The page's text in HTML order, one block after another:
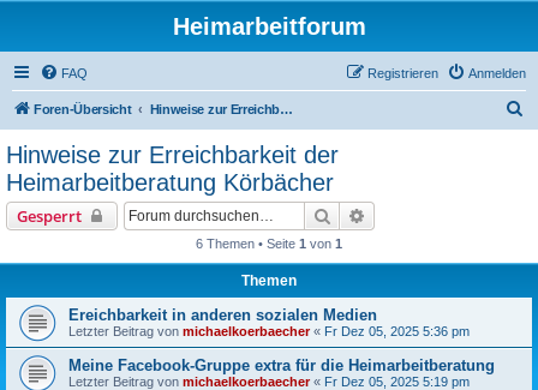
Heimarbeitforum
FAQ Anmelden
Registrieren
Foren-Übersicht Hinweise zur Erreichbarkeit der Heimarbeitberatung Körbächer
Hinweise zur Erreichbarkeit der
Heimarbeitberatung Körbächer
Gesperrt Suche
6 Themen • Seite 1 von 1
Themen
Ereichbarkeit in anderen sozialen Medien
Letzter Beitrag von michaelkoerbaecher« Fr Dez 05, 2025 5:36 pm
Meine Facebook-Gruppe extra für die Heimarbeitberatung
Letzter Beitrag von michaelkoerbaecher« Fr Dez 05, 2025 5:19 pm